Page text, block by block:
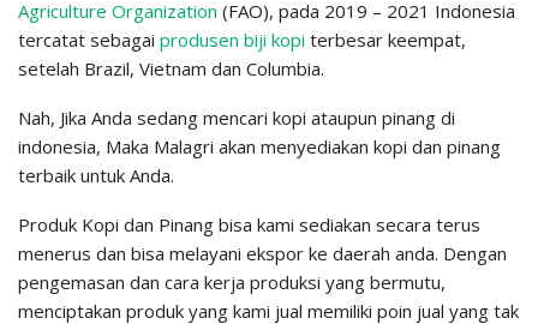
Agriculture Organization (FAO), pada 2019 – 2021 Indonesia
tercatat sebagai produsen biji kopi terbesar keempat,
setelah Brazil, Vietnam dan Columbia.
Nah, Jika Anda sedang mencari kopi ataupun pinang di
indonesia, Maka Malagri akan menyediakan kopi dan pinang
terbaik untuk Anda.
Produk Kopi dan Pinang bisa kami sediakan secara terus
menerus dan bisa melayani ekspor ke daerah anda. Dengan
pengemasan dan cara kerja produksi yang bermutu,
menciptakan produk yang kami jual memiliki poin jual yang tak